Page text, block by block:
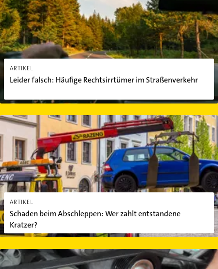
ARTIKEL
Leider falsch: Häufige Rechtsirrtümer im Straßenverkehr
ARTIKEL
Schaden beim Abschleppen: Wer zahlt entstandene
Kratzer?
Schaden beim Abschleppen: Wer zahlt entstandene Kratzer?
Welche Autoteile am häufigsten kaputt gehen